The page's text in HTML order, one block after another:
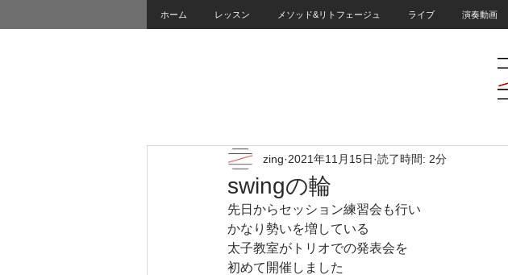
ホーム レッスン メソッド&リトフェージュ ライブ 演奏動画
swingの輪
zing 2021年11月15日 読了時間: 2分
先日からセッション練習会も行い
かなり勢いを増している
太子教室がトリオでの発表会を
初めて開催しました